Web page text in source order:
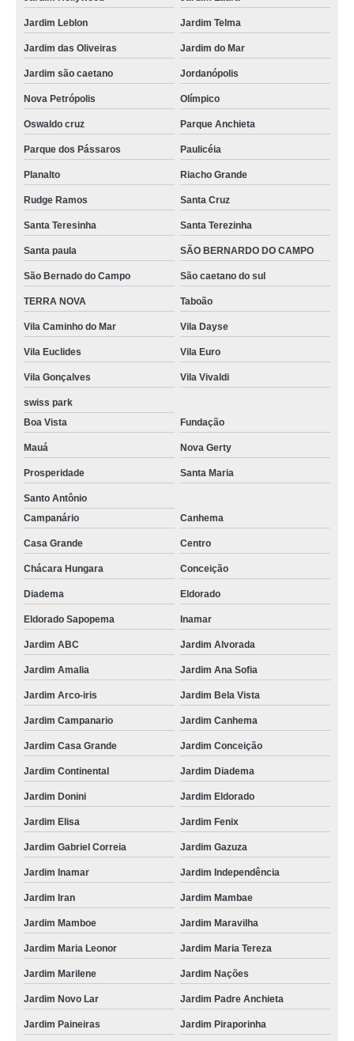
Jardim Leblon Jardim Telma
Jardim das Oliveiras Jardim do Mar
Jardim são caetano Jordanópolis
Nova Petrópolis Olímpico
Oswaldo cruz Parque Anchieta
Parque dos Pássaros Paulicéia
Planalto Riacho Grande
Rudge Ramos Santa Cruz
Santa Teresinha Santa Terezinha
Santa paula SÃO BERNARDO DO CAMPO
São Bernado do Campo São caetano do sul
TERRA NOVA Taboão
Vila Caminho do Mar Vila Dayse
Vila Euclides Vila Euro
Vila Gonçalves Vila Vivaldi
swiss park
Boa Vista
Fundação
Mauá Nova Gerty
Prosperidade Santa Maria
Santo Antônio
Campanário
Canhema
Casa Grande Centro
Chácara Hungara Conceição
Diadema Eldorado
Eldorado Sapopema Inamar
Jardim ABC Jardim Alvorada
Jardim Amalia Jardim Ana Sofia
Jardim Arco-iris Jardim Bela Vista
Jardim Campanario Jardim Canhema
Jardim Casa Grande Jardim Conceição
Jardim Continental Jardim Diadema
Jardim Donini Jardim Eldorado
Jardim Elisa Jardim Fenix
Jardim Gabriel Correia Jardim Gazuza
Jardim Inamar Jardim Independência
Jardim Iran Jardim Mambae
Jardim Mamboe Jardim Maravilha
Jardim Maria Leonor Jardim Maria Tereza
Jardim Marilene Jardim Nações
Jardim Novo Lar Jardim Padre Anchieta
Jardim Paineiras Jardim Piraporinha